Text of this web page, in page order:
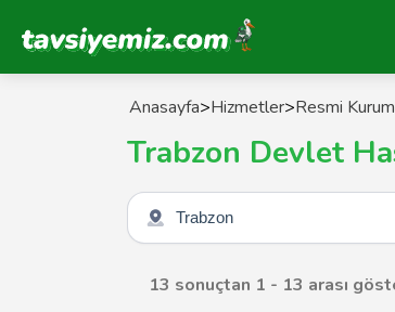
Tavsiyemiz Anasayfa
Anasayfa>Hizmetler>Resmi
Trabzon Devlet
Şehir seçin
13 sonuçtan 1 - 13 arası